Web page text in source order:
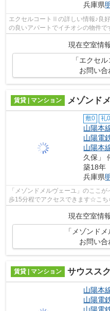
兵庫県
エクセルコートⅡの詳しい情報♪良
の良いアパートでイチオシの物件
現在空室情
「エクセ
お問い合
賃貸 | マンション メゾンド
敷0 礼0
山陽本
山陽電
山陽本
久保」
築18年
兵庫県
「メゾンドメルヴェーユ」のここ
歩15分程でアクセスできます☆こち
はマンションタイプになります☆地
現在空室情
「メゾンド
お問い合
賃貸 | マンション サウスス
山陽本
山陽電